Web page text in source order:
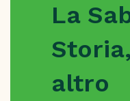
La
altro